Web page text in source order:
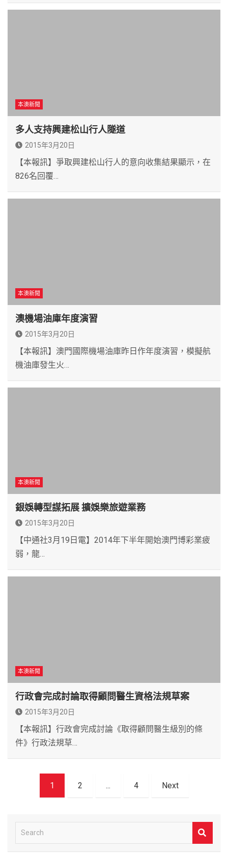
本澳新聞
多人支持興建松山行人隧道
2015年3月20日
【本報訊】爭取興建松山行人的意向收集結果顯示，在
826名回覆…
本澳新聞
澳機場油庫年度演習
2015年3月20日
【本報訊】澳門國際機場油庫昨日作年度演習，模擬航
機油庫發生火…
本澳新聞
銀娛轉型謀拓展 擴娛樂旅遊業務
2015年3月20日
【中通社3月19日電】2014年下半年開始澳門博彩業疲
弱，龍…
本澳新聞
行政會完成討論取得顧問醫生資格法規草案
2015年3月20日
【本報訊】行政會完成討論《取得顧問醫生級別的條
件》行政法規草…
1 2 ... 4 Next
e